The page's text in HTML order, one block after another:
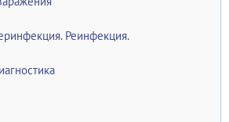
Реинфекция.